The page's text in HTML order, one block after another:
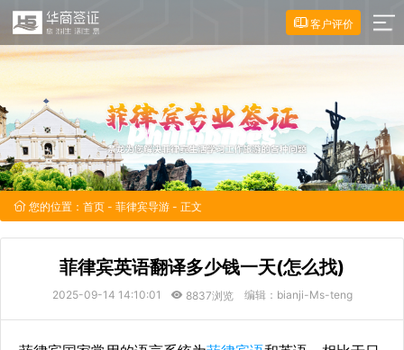
客户评价
您的位置： 首页 - 菲律宾导游 - 正文
菲律宾英语翻译多少钱一天(怎么找)
2025-09-14 14:10:01 8837浏览 编辑：bianji-Ms-teng